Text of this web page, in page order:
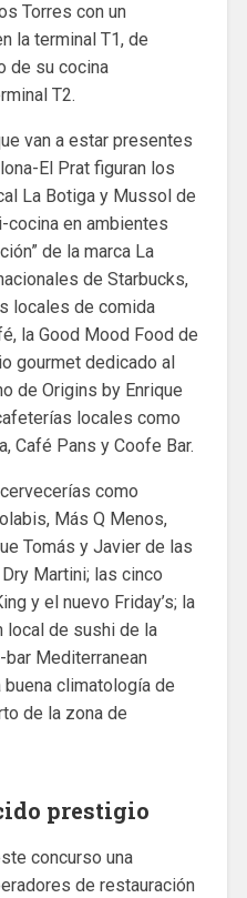
Torres con un
la terminal T1, de
de su cocina
T2.
van a estar presentes
El Prat figuran los
La Botiga y Mussol de
cocina en ambientes
de la marca La
de Starbucks,
locales de comida
la Good Mood Food de
gourmet dedicado al
de Origins by Enrique
locales como
Café Pans y Coofe Bar.
como
Más Q Menos,
Tomás y Javier de las
Martini; las cinco
y el nuevo Friday’s; la
local de sushi de la
bar Mediterranean
buena climatología de
de la zona de
prestigio
concurso una
de restauración